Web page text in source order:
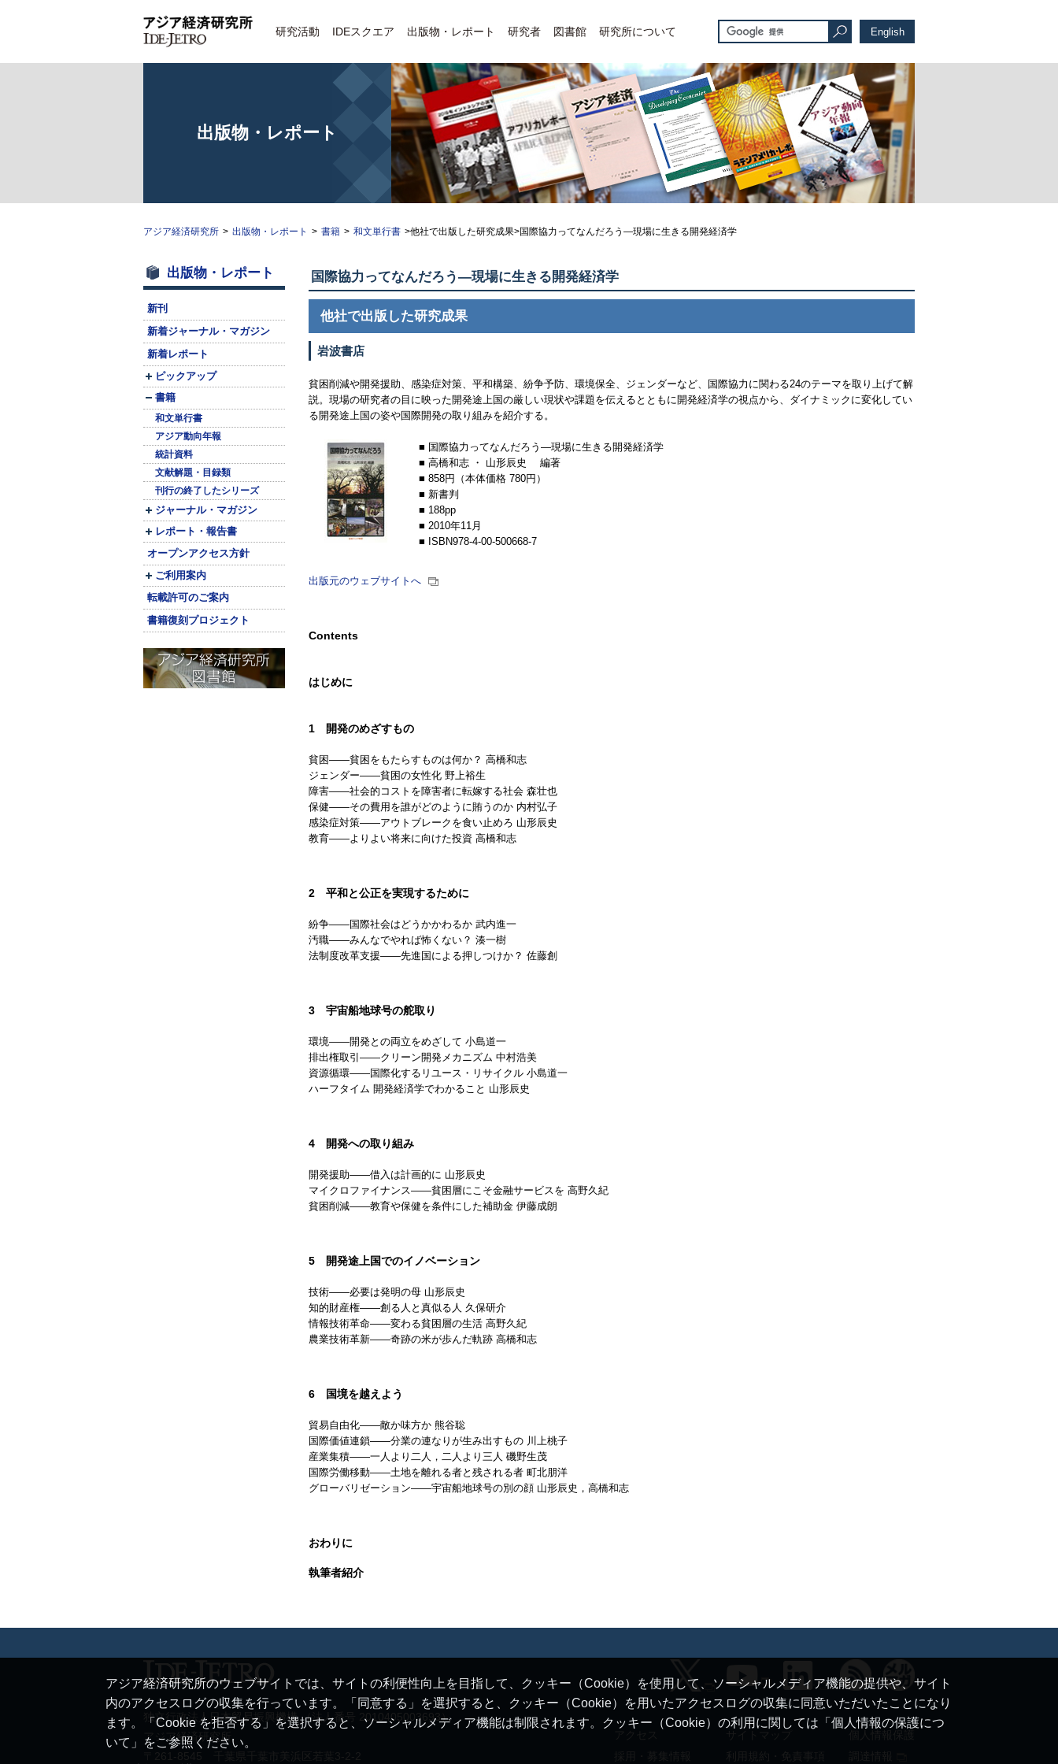
研究活動 IDEスクエア 出版物・レポート 研究者 図書館 研究所について English
出版物・レポート
アジア経済研究所 > 出版物・レポート > 書籍 > 和文単行書 >他社で出版した研究成果>国際協力ってなんだろう—現場に生きる開発経済学
出版物・レポート
新刊
新着ジャーナル・マガジン
新着レポート
ピックアップ
書籍
和文単行書
アジア動向年報
統計資料
文献解題・目録類
刊行の終了したシリーズ
ジャーナル・マガジン
レポート・報告書
オープンアクセス方針
ご利用案内
転載許可のご案内
書籍復刻プロジェクト
国際協力ってなんだろう—現場に生きる開発経済学
他社で出版した研究成果
岩波書店
貧困削減や開発援助、感染症対策、平和構築、紛争予防、環境保全、ジェンダーなど、国際協力に関わる24のテーマを取り上げて解
説。現場の研究者の目に映った開発途上国の厳しい現状や課題を伝えるとともに開発経済学の視点から、ダイナミックに変化してい
る開発途上国の姿や国際開発の取り組みを紹介する。
■ 国際協力ってなんだろう—現場に生きる開発経済学
■ 高橋和志 ・ 山形辰史 編著
■ 858円（本体価格 780円）
■ 新書判
■ 188pp
■ 2010年11月
■ ISBN978-4-00-500668-7
出版元のウェブサイトへ
Contents
はじめに
1 開発のめざすもの
貧困——貧困をもたらすものは何か？ 高橋和志
ジェンダー——貧困の女性化 野上裕生
障害——社会的コストを障害者に転嫁する社会 森壮也
保健——その費用を誰がどのように賄うのか 内村弘子
感染症対策——アウトブレークを食い止めろ 山形辰史
教育——よりよい将来に向けた投資 高橋和志
2 平和と公正を実現するために
紛争——国際社会はどうかかわるか 武内進一
汚職——みんなでやれば怖くない？ 湊一樹
法制度改革支援——先進国による押しつけか？ 佐藤創
3 宇宙船地球号の舵取り
環境——開発との両立をめざして 小島道一
排出権取引——クリーン開発メカニズム 中村浩美
資源循環——国際化するリユース・リサイクル 小島道一
ハーフタイム 開発経済学でわかること 山形辰史
4 開発への取り組み
開発援助——借入は計画的に 山形辰史
マイクロファイナンス——貧困層にこそ金融サービスを 高野久紀
貧困削減——教育や保健を条件にした補助金 伊藤成朗
5 開発途上国でのイノベーション
技術——必要は発明の母 山形辰史
知的財産権——創る人と真似る人 久保研介
情報技術革命——変わる貧困層の生活 高野久紀
農業技術革新——奇跡の米が歩んだ軌跡 高橋和志
6 国境を越えよう
貿易自由化——敵か味方か 熊谷聡
国際価値連鎖——分業の連なりが生み出すもの 川上桃子
産業集積——一人より二人，二人より三人 磯野生茂
国際労働移動——土地を離れる者と残される者 町北朋洋
グローバリゼーション——宇宙船地球号の別の顔 山形辰史，高橋和志
おわりに
執筆者紹介
独立行政法人日本貿易振興機構 （法人番号 2010405003693）
アジア経済研究所
アジア経済研究所のウェブサイトでは、サイトの利便性向上を目指して、クッキー（Cookie）を使用して、ソーシャルメディア機能の提供や、サイト
内のアクセスログの収集を行っています。「同意する」を選択すると、クッキー（Cookie）を用いたアクセスログの収集に同意いただいたことになり
ます。「Cookie を拒否する」を選択すると、ソーシャルメディア機能は制限されます。クッキー（Cookie）の利用に関しては「個人情報の保護につ
いて」をご参照ください。